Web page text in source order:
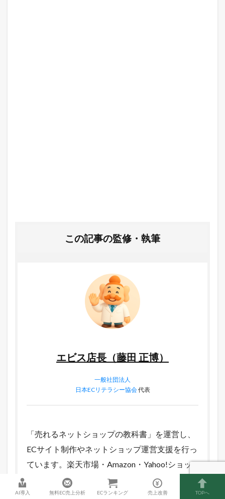
この記事の監修・執筆
エビス店長（藤田 正博）
一般社団法人
日本ECリテラシー協会代表
「売れるネットショップの教科書」を運営し、
ECサイト制作やネットショップ運営支援を行っ
ています。楽天市場・Amazon・Yahoo!ショッ
ピング・Shopify・BASEなど、10種類以上のEC
サービスに携わり、ネットショップの立ち上げ
AI導入 無料EC売上分析 ECランキング 売上改善 TOPへ